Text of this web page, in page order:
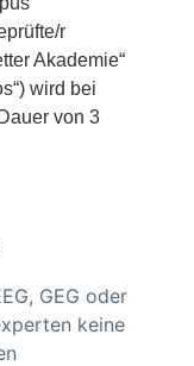
r
Akademie“
wird bei
von 3
GEG oder
keine